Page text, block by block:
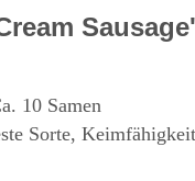
10 Samen
Sorte,